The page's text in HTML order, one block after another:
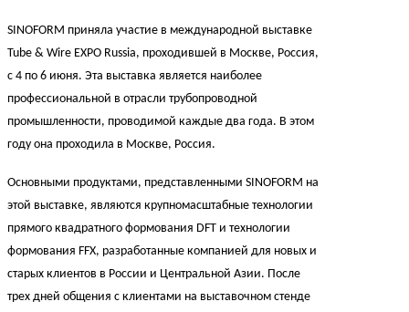
SINOFORM приняла участие в международной выставке
Tube & Wire EXPO Russia, проходившей в Москве, Россия,
с 4 по 6 июня. Эта выставка является наиболее
профессиональной в отрасли трубопроводной
промышленности, проводимой каждые два года. В этом
году она проходила в Москве, Россия.
Основными продуктами, представленными SINOFORM на
этой выставке, являются крупномасштабные технологии
прямого квадратного формования DFT и технологии
формования FFX, разработанные компанией для новых и
старых клиентов в России и Центральной Азии. После
трех дней общения с клиентами на выставочном стенде